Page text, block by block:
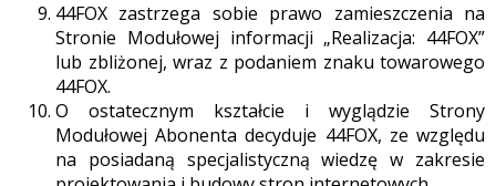
44FOX zastrzega sobie prawo zamieszczenia na
Stronie Modułowej informacji „Realizacja: 44FOX”
lub zbliżonej, wraz z podaniem znaku towarowego
44FOX.
O ostatecznym kształcie i wyglądzie Strony
Modułowej Abonenta decyduje 44FOX, ze względu
na posiadaną specjalistyczną wiedzę w zakresie